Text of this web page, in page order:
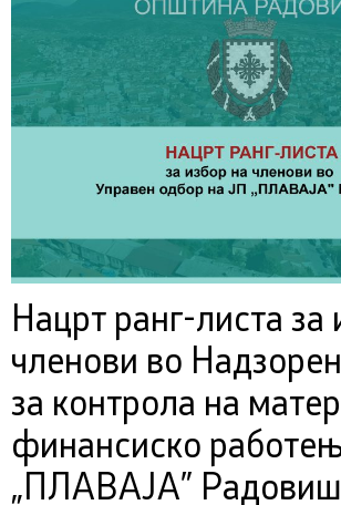
Нацрт ранг-листа за
членови во
за контрола на
финансиско
„ПЛАВАЈА” Радовиш